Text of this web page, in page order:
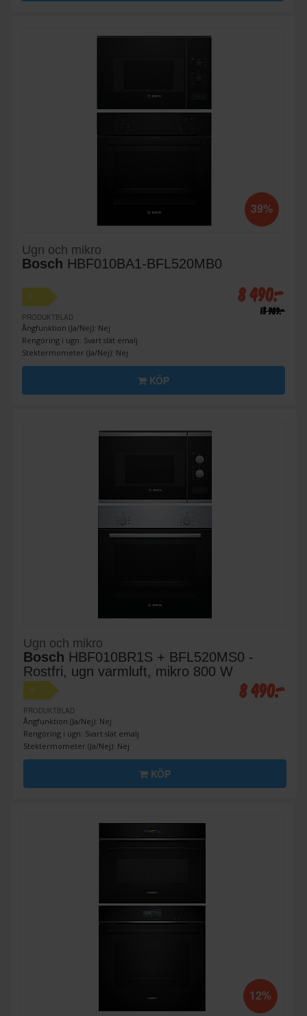
39%
Ugn och mikro
Bosch HBF010BA1-BFL520MB0
A
PRODUKTBLAD
Ångfunktion (Ja/Nej): Nej
Rengöring i ugn: Svart slät emalj
Stektermometer (Ja/Nej): Nej
8 490:-
13 989:-
KÖP
Ugn och mikro
Bosch HBF010BR1S + BFL520MS0 -
Rostfri, ugn varmluft, mikro 800 W
A
PRODUKTBLAD
Ångfunktion (Ja/Nej): Nej
Rengöring i ugn: Svart slät emalj
Stektermometer (Ja/Nej): Nej
8 490:-
KÖP
12%